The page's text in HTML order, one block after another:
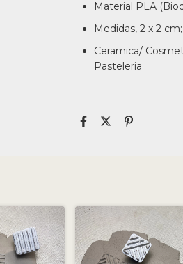
Material PLA
Medidas, 2 x 2
Ceramica/
Pasteleria